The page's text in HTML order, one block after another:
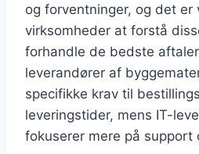
og forventninger, og det er
virksomheder at forstå
forhandle de bedste
leverandører af
specifikke krav til
leveringstider, mens IT-
fokuserer mere på support